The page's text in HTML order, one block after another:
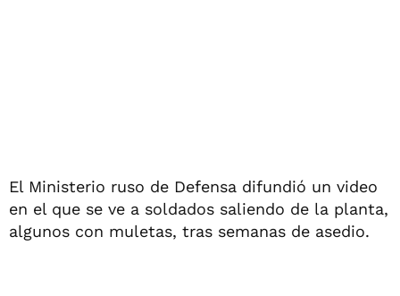
El Ministerio ruso de Defensa difundió un video
en el que se ve a soldados saliendo de la planta,
algunos con muletas, tras semanas de asedio.